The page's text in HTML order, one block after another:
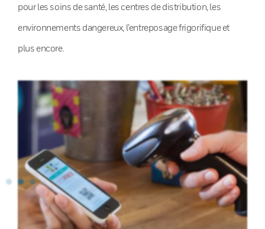
pour les soins de santé, les centres de distribution, les
environnements dangereux, l’entreposage frigorifique et
plus encore.